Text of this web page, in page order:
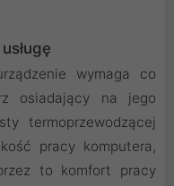
wymaga co
osiadający na jego
termoprzewodzącej
pracy komputera,
to komfort pracy